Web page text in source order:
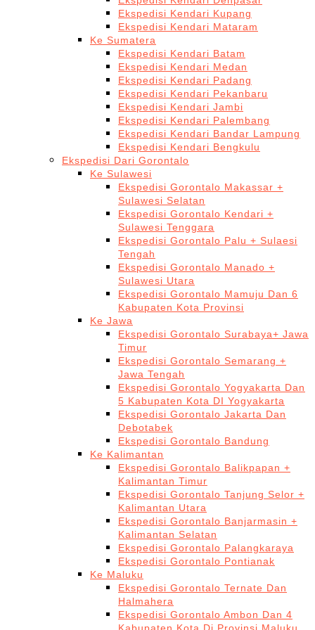
Ekspedisi Kendari Kupang
Ekspedisi Kendari Mataram
Ke Sumatera
Ekspedisi Kendari Batam
Ekspedisi Kendari Medan
Ekspedisi Kendari Padang
Ekspedisi Kendari Pekanbaru
Ekspedisi Kendari Jambi
Ekspedisi Kendari Palembang
Ekspedisi Kendari Bandar Lampung
Ekspedisi Kendari Bengkulu
Ekspedisi Dari Gorontalo
Ke Sulawesi
Ekspedisi Gorontalo Makassar +
Sulawesi Selatan
Ekspedisi Gorontalo Kendari +
Sulawesi Tenggara
Ekspedisi Gorontalo Palu + Sulaesi
Tengah
Ekspedisi Gorontalo Manado +
Sulawesi Utara
Ekspedisi Gorontalo Mamuju Dan 6
Kabupaten Kota Provinsi
Ke Jawa
Ekspedisi Gorontalo Surabaya+ Jawa
Timur
Ekspedisi Gorontalo Semarang +
Jawa Tengah
Ekspedisi Gorontalo Yogyakarta Dan
5 Kabupaten Kota DI Yogyakarta
Ekspedisi Gorontalo Jakarta Dan
Debotabek
Ekspedisi Gorontalo Bandung
Ke Kalimantan
Ekspedisi Gorontalo Balikpapan +
Kalimantan Timur
Ekspedisi Gorontalo Tanjung Selor +
Kalimantan Utara
Ekspedisi Gorontalo Banjarmasin +
Kalimantan Selatan
Ekspedisi Gorontalo Palangkaraya
Ekspedisi Gorontalo Pontianak
Ke Maluku
Ekspedisi Gorontalo Ternate Dan
Halmahera
Ekspedisi Gorontalo Ambon Dan 4